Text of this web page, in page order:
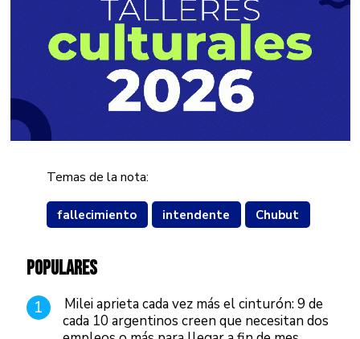
Temas de la nota:
fallecimiento intendente Chubut
POPULARES
1
Milei aprieta cada vez más el cinturón: 9 de
cada 10 argentinos creen que necesitan dos